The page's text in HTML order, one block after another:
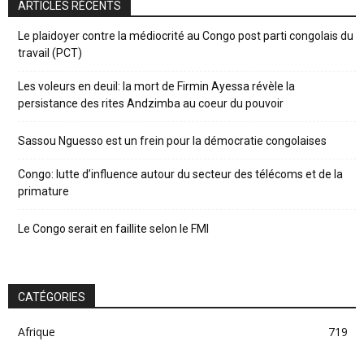
ARTICLES RÉCENTS
Le plaidoyer contre la médiocrité au Congo post parti congolais du
travail (PCT)
Les voleurs en deuil: la mort de Firmin Ayessa révèle la
persistance des rites Andzimba au coeur du pouvoir
Sassou Nguesso est un frein pour la démocratie congolaises
Congo: lutte d’influence autour du secteur des télécoms et de la
primature
Le Congo serait en faillite selon le FMI
CATÉGORIES
Afrique
719